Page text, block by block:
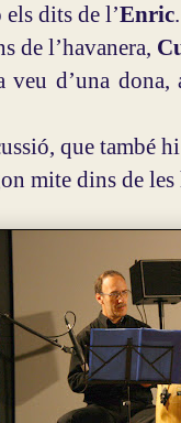
dits de l’Enric.
de l’havanera,
d’una
que també
mite dins de